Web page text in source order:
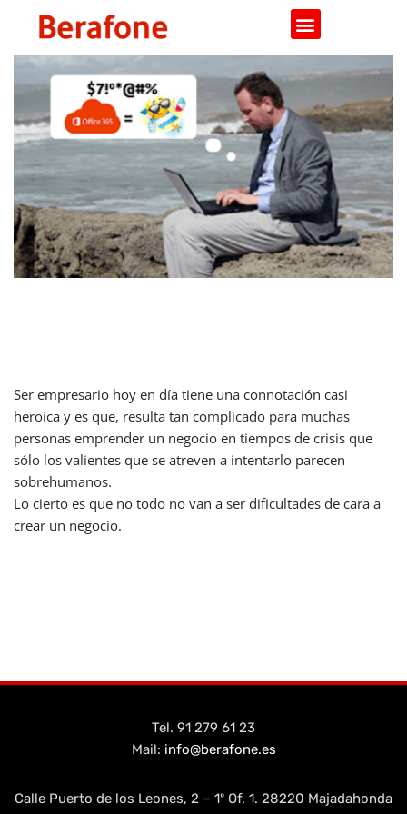
contenido
Ser empresario hoy en día tiene una connotación casi
heroica y es que, resulta tan complicado para muchas
personas emprender un negocio en tiempos de crisis que
sólo los valientes que se atreven a intentarlo parecen
sobrehumanos.
Lo cierto es que no todo no van a ser dificultades de cara a
crear un negocio.
Tel. 91 279 61 23
Mail: info@berafone.es
Calle Puerto de los Leones, 2 – 1º Of. 1. 28220 Majadahonda